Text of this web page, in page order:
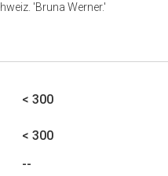
'Bruna Werner.'
< 300
< 300
--